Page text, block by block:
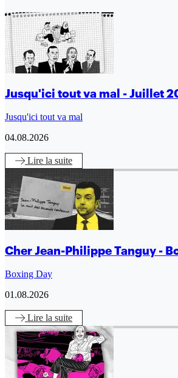
Jusqu'ici tout va mal - Juillet
Jusqu'ici tout va mal
04.08.2026
Lire la suite
Cher Jean-Philippe Tanguy -
Boxing Day
01.08.2026
Lire la suite